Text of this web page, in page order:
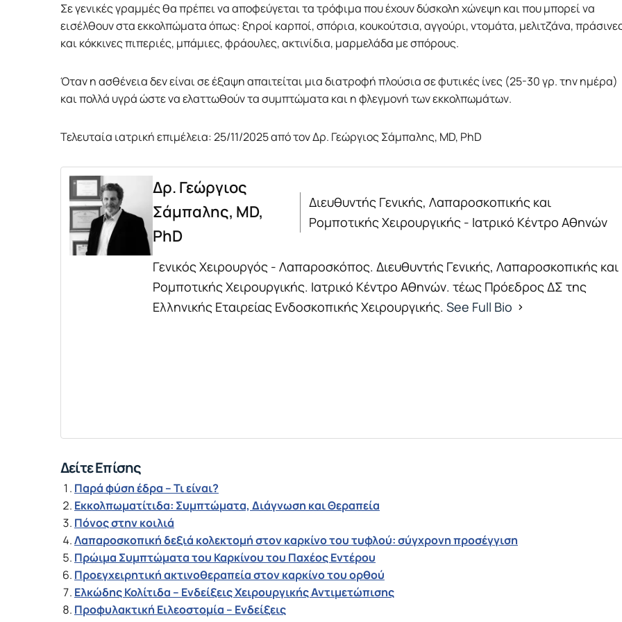
Σε γενικές γραμμές θα πρέπει να αποφεύγεται τα τρόφιμα που έχουν δύσκολη χώνεψη και που μπορεί να
εισέλθουν στα εκκολπώματα όπως: ξηροί καρποί, σπόρια, κουκούτσια, αγγούρι, ντομάτα, μελιτζάνα,
και κόκκινες πιπεριές, μπάμιες, φράουλες, ακτινίδια, μαρμελάδα με σπόρους.
Όταν η ασθένεια δεν είναι σε έξαψη απαιτείται μια διατροφή πλούσια σε φυτικές ίνες (25-30 γρ. την ημέρα)
και πολλά υγρά ώστε να ελαττωθούν τα συμπτώματα και η φλεγμονή των εκκολπωμάτων.
Τελευταία ιατρική επιμέλεια: 25/11/2025 από τον Δρ. Γεώργιος Σάμπαλης, MD, PhD
Δρ. Γεώργιος
Σάμπαλης, MD,
PhD
Διευθυντής Γενικής, Λαπαροσκοπικής και
Ρομποτικής Χειρουργικής - Ιατρικό Κέντρο Αθηνών
Γενικός Χειρουργός - Λαπαροσκόπος. Διευθυντής Γενικής, Λαπαροσκοπικής και
Ρομποτικής Χειρουργικής. Ιατρικό Κέντρο Αθηνών. τέως Πρόεδρος ΔΣ της
Ελληνικής Εταιρείας Ενδοσκοπικής Χειρουργικής. See Full Bio
Δείτε Επίσης
Παρά φύση έδρα – Τι είναι?
Εκκολπωματίτιδα: Συμπτώματα, Διάγνωση και Θεραπεία
Πόνος στην κοιλιά
Λαπαροσκοπική δεξιά κολεκτομή στον καρκίνο του τυφλού: σύγχρονη προσέγγιση
Πρώιμα Συμπτώματα του Καρκίνου του Παχέος Εντέρου
Προεγχειρητική ακτινοθεραπεία στον καρκίνο του ορθού
Ελκώδης Κολίτιδα – Ενδείξεις Χειρουργικής Αντιμετώπισης
Προφυλακτική Ειλεοστομία – Ενδείξεις